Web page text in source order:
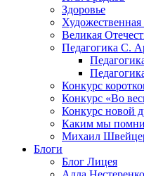
Здоровье
Великая
Педагогика С.
Конкурс
Конкурс «Во
Конкурс новой
Каким мы
Михаил
Блоги
Блог Лицея